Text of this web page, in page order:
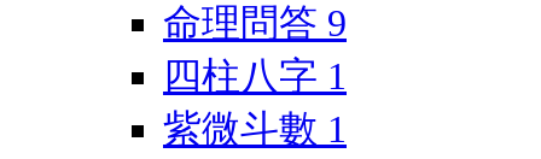
命理問答 9
四柱八字 1
紫微斗數 1